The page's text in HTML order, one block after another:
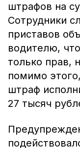
штрафов на
Сотрудники
приставов
водителю,
только прав,
помимо
штраф
27 тысяч